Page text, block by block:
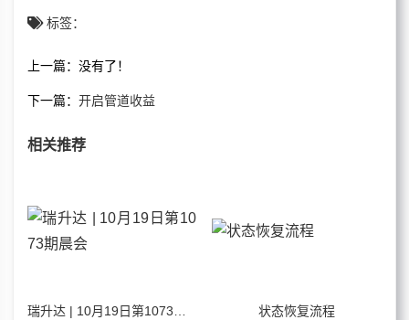
标签：
上一篇： 没有了！
下一篇： 开启管道收益
相关推荐
瑞升达 | 10月19日第1073期晨会 状态恢复流程